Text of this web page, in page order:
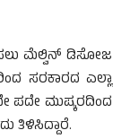
ಮೆಲ್ವಿನ್ ಡಿಸೋಜ
ಸರಕಾರದ ಎಲ್ಲಾ
ಪದೇ ಮುಷ್ಕರದಿಂದ
ತಿಳಿಸಿದ್ದಾರೆ.